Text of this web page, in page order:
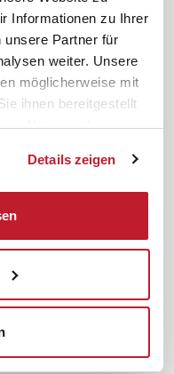
Informationen zu Ihrer
unsere Partner für
weiter. Unsere
möglicherweise mit
ihnen bereitgestellt
Nutzung der
Details zeigen
Sicherheit durch geprüfte
Co. KG
© 2026